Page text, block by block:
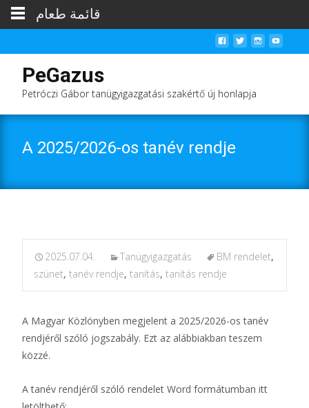
PeGazus
Petróczi Gábor tanügyigazgatási szakértő új honlapja
A 2025/2026-os tanév rendje
2025.07.04. Tanügyigazgatás BM rendelet,
szünet, tanév rendje, tanítás, tanítás rendje
A Magyar Közlönyben megjelent a 2025/2026-os tanév
rendjéről szóló jogszabály. Ezt az alábbiakban teszem
közzé.
A tanév rendjéről szóló rendelet Word formátumban itt
قائمة طعام